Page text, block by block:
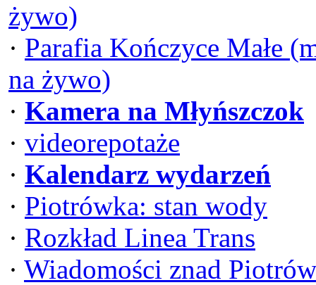
żywo)
· Parafia Kończyce Małe
na żywo)
· Kamera na Młyńszczok
· videorepotaże
· Kalendarz wydarzeń
· Piotrówka: stan wody
· Rozkład Linea Trans
· Wiadomości znad